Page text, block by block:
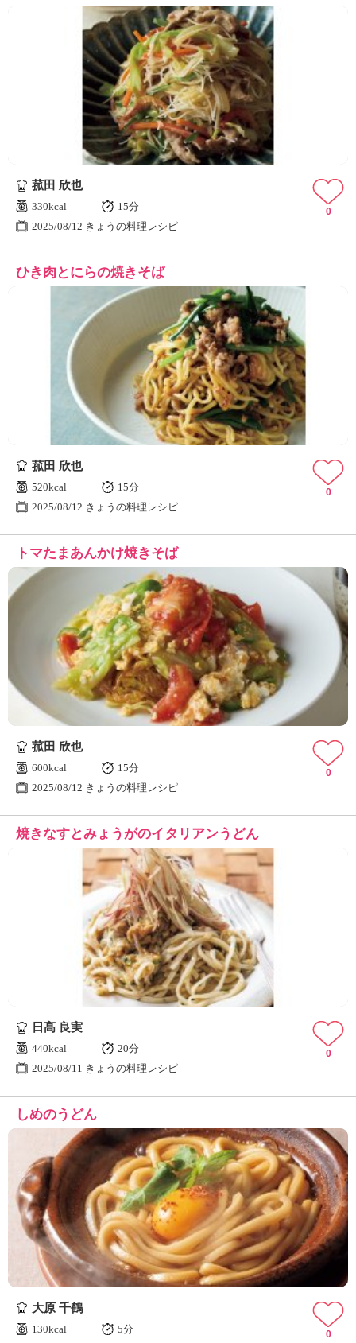
菰田 欣也
330kcal
15分
2025/08/12 きょうの料理レシピ
0
ひき肉とにらの焼きそば
菰田 欣也
520kcal
15分
2025/08/12 きょうの料理レシピ
0
トマたまあんかけ焼きそば
菰田 欣也
600kcal
15分
2025/08/12 きょうの料理レシピ
0
焼きなすとみょうがのイタリアンうどん
日髙 良実
440kcal
20分
2025/08/11 きょうの料理レシピ
0
しめのうどん
大原 千鶴
130kcal 5分 0